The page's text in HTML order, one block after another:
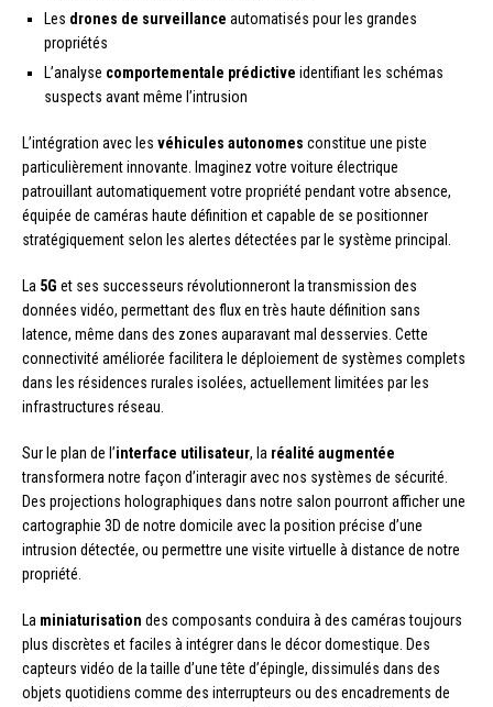
Les drones de surveillance automatisés pour les grandes
propriétés
L’analyse comportementale prédictive identifiant les schémas
suspects avant même l’intrusion
L’intégration avec les véhicules autonomes constitue une piste
particulièrement innovante. Imaginez votre voiture électrique
patrouillant automatiquement votre propriété pendant votre absence,
équipée de caméras haute définition et capable de se positionner
stratégiquement selon les alertes détectées par le système principal.
La 5G et ses successeurs révolutionneront la transmission des
données vidéo, permettant des flux en très haute définition sans
latence, même dans des zones auparavant mal desservies. Cette
connectivité améliorée facilitera le déploiement de systèmes complets
dans les résidences rurales isolées, actuellement limitées par les
infrastructures réseau.
Sur le plan de l’interface utilisateur, la réalité augmentée
transformera notre façon d’interagir avec nos systèmes de sécurité.
Des projections holographiques dans notre salon pourront afficher une
cartographie 3D de notre domicile avec la position précise d’une
intrusion détectée, ou permettre une visite virtuelle à distance de notre
propriété.
La miniaturisation des composants conduira à des caméras toujours
plus discrètes et faciles à intégrer dans le décor domestique. Des
capteurs vidéo de la taille d’une tête d’épingle, dissimulés dans des
objets quotidiens comme des interrupteurs ou des encadrements de